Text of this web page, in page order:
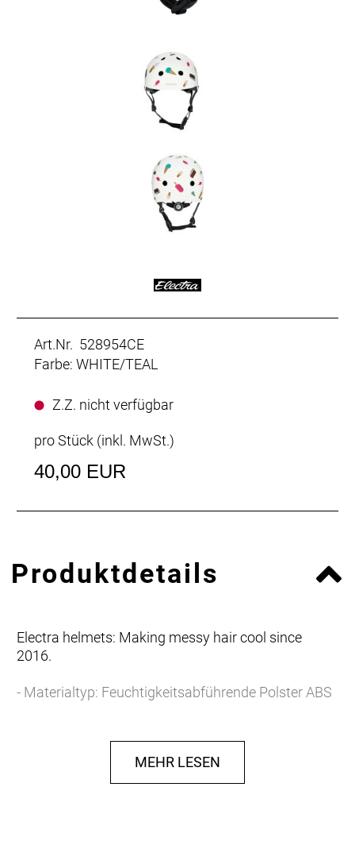
Art.Nr. 528954CE
Farbe: WHITE/TEAL
Z.Z. nicht verfügbar
pro Stück (inkl. MwSt.)
40,00 EUR
Produktdetails
Electra helmets: Making messy hair cool since
2016.
- Materialtyp: Feuchtigkeitsabführende Polster ABS
MEHR LESEN